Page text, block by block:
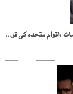
مسئلہ کشمیر کا پر امن دیرپا اور کشمیریوں کی خواہشات ،اقوام متحدہ کی قرار داوں کے مطابق حل مسلم لیگ (ن) کے منشور کا حصہ ہے،محمد نواز شریف